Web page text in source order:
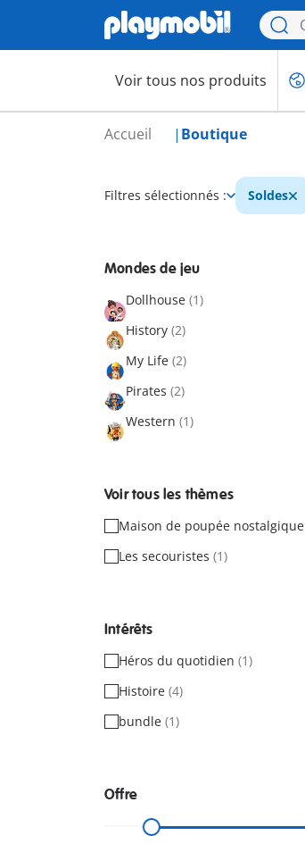
Voir tous nos produits
Accueil Boutique
Filtres sélectionnés : Soldes
Mondes de jeu
Dollhouse (1)
History (2)
My Life (2)
Pirates (2)
Western (1)
Voir tous les thèmes
Maison de poupée nostalgique
Les secouristes (1)
Intérêts
Héros du quotidien (1)
Histoire (4)
bundle (1)
Offre